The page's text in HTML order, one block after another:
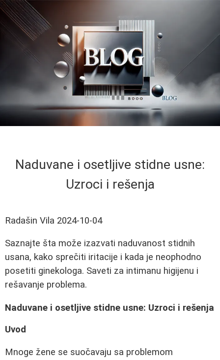
Naduvane i osetljive stidne usne:
Uzroci i rešenja
Radašin Vila 2024-10-04
Saznajte šta može izazvati naduvanost stidnih
usana, kako sprečiti iritacije i kada je neophodno
posetiti ginekologa. Saveti za intimanu higijenu i
rešavanje problema.
Naduvane i osetljive stidne usne: Uzroci i rešenja
Uvod
Mnoge žene se suočavaju sa problemom